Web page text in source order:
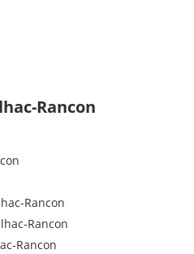
Rancon
Rancon
Rancon
Rancon